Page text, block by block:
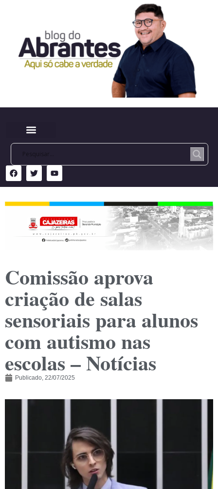
Comissão aprova
criação de salas
sensoriais para alunos
com autismo nas
escolas – Notícias
Publicado, 22/07/2025